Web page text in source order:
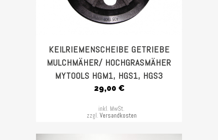
KEILRIEMENSCHEIBE GETRIEBE
MULCHMÄHER/ HOCHGRASMÄHER
MYTOOLS HGM1, HGS1, HGS3
29,00 €
inkl. MwSt.
zzgl. Versandkosten